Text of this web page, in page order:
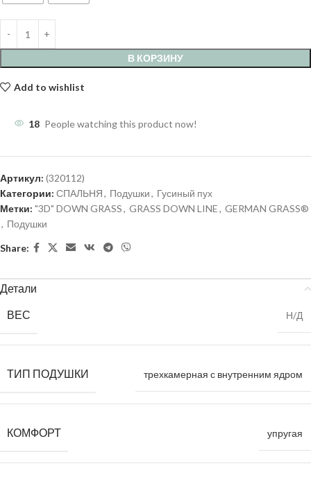
В КОРЗИНУ
Add to wishlist
18 People watching this product now!
Артикул: (320112)
Категории: СПАЛЬНЯ, Подушки, Гусиный пух
Метки: "3D" DOWN GRASS, GRASS DOWN LINE, GERMAN GRASS®
, Подушки
Share:
Детали
ВЕС
Н/Д
ТИП ПОДУШКИ трехкамерная с внутренним ядром
КОМФОРТ упругая